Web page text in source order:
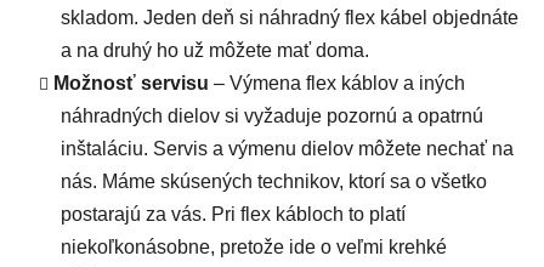
skladom. Jeden deň si náhradný flex kábel objednáte
a na druhý ho už môžete mať doma.
Možnosť servisu – Výmena flex káblov a iných
náhradných dielov si vyžaduje pozornú a opatrnú
inštaláciu. Servis a výmenu dielov môžete nechať na
nás. Máme skúsených technikov, ktorí sa o všetko
postarajú za vás. Pri flex kábloch to platí
niekoľkonásobne, pretože ide o veľmi krehké